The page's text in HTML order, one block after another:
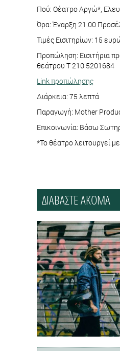
Πού: Θέατρο Αργώ*,
Ώρα: Έναρξη 21.00
Τιμές Εισιτηρίων: 15
Προπώληση: Εισιτήρια
θεάτρου Τ 210 5201684
Link προπώλησης
Διάρκεια: 75 λεπτά
Παραγωγή: Mother
Επικοινωνία: Βάσω
*Το θέατρο λειτουργεί
ΔΙΑΒΑΣΤΕ ΑΚΟΜΑ